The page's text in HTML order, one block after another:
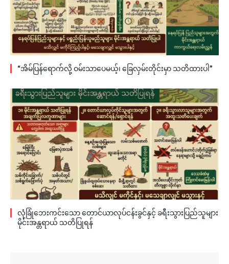
“အိမ်ပြန်ရောက်လို့ ဝမ်းသာပေမယ့်၊ ခြေလှမ်းတိုင်းမှာ သတိထားပါ”
လုံခြုံဘေးကင်းသော တောင်ယာလုပ်ငန်းခွင်နှင့် ခရီးသွားပြည်သူများ
မိုင်းအန္တရာယ် သတိပြုရန်